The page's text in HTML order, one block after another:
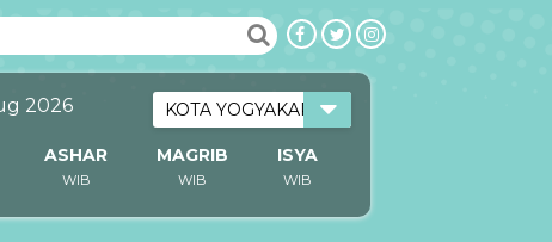
2026
ASHAR MAGRIB ISYA
WIB WIB WIB